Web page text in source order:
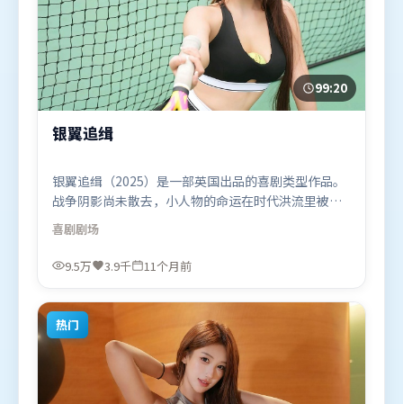
99:20
银翼追缉
银翼追缉（2025）是一部英国出品的喜剧类型作品。
战争阴影尚未散去，小人物的命运在时代洪流里被轻
轻托起又放下。摄影与美术共同营造出强烈地域气
质，增强沉浸感。由史蒂文·斯皮尔伯格执导，黄
渤、白宇、易烊千玺，段奕宏、迪皮卡·帕度柯妮等
区首映上线，适合喜欢喜剧题材的观众观看。
喜剧剧场
9.5万 3.9千 11个月前
热门